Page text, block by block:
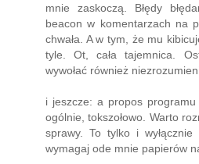
mnie zaskoczą. Błędy
beacon w komentarzach na
chwała. A w tym, że mu
tyle. Ot, cała tajemnica.
wywołać również
i jeszcze: a propos
ogólnie, tokszołowo. Warto
sprawy. To tylko i
wymagaj ode mnie papierów